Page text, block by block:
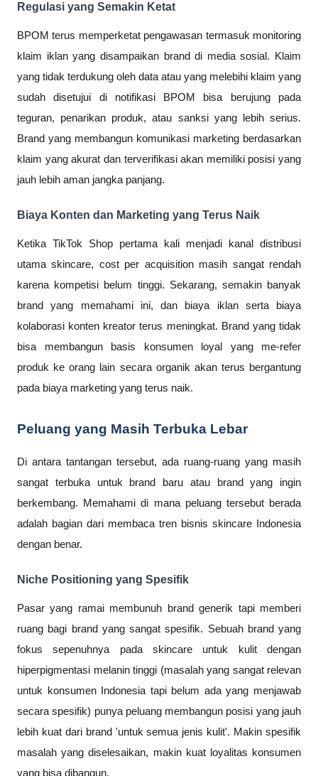
Regulasi yang Semakin Ketat
BPOM terus memperketat pengawasan termasuk monitoring
klaim iklan yang disampaikan brand di media sosial. Klaim
yang tidak terdukung oleh data atau yang melebihi klaim yang
sudah disetujui di notifikasi BPOM bisa berujung pada
teguran, penarikan produk, atau sanksi yang lebih serius.
Brand yang membangun komunikasi marketing berdasarkan
klaim yang akurat dan terverifikasi akan memiliki posisi yang
jauh lebih aman jangka panjang.
Biaya Konten dan Marketing yang Terus Naik
Ketika TikTok Shop pertama kali menjadi kanal distribusi
utama skincare, cost per acquisition masih sangat rendah
karena kompetisi belum tinggi. Sekarang, semakin banyak
brand yang memahami ini, dan biaya iklan serta biaya
kolaborasi konten kreator terus meningkat. Brand yang tidak
bisa membangun basis konsumen loyal yang me-refer
produk ke orang lain secara organik akan terus bergantung
pada biaya marketing yang terus naik.
Peluang yang Masih Terbuka Lebar
Di antara tantangan tersebut, ada ruang-ruang yang masih
sangat terbuka untuk brand baru atau brand yang ingin
berkembang. Memahami di mana peluang tersebut berada
adalah bagian dari membaca tren bisnis skincare Indonesia
dengan benar.
Niche Positioning yang Spesifik
Pasar yang ramai membunuh brand generik tapi memberi
ruang bagi brand yang sangat spesifik. Sebuah brand yang
fokus sepenuhnya pada skincare untuk kulit dengan
hiperpigmentasi melanin tinggi (masalah yang sangat relevan
untuk konsumen Indonesia tapi belum ada yang menjawab
secara spesifik) punya peluang membangun posisi yang jauh
lebih kuat dari brand 'untuk semua jenis kulit'. Makin spesifik
masalah yang diselesaikan, makin kuat loyalitas konsumen
yang bisa dibangun.